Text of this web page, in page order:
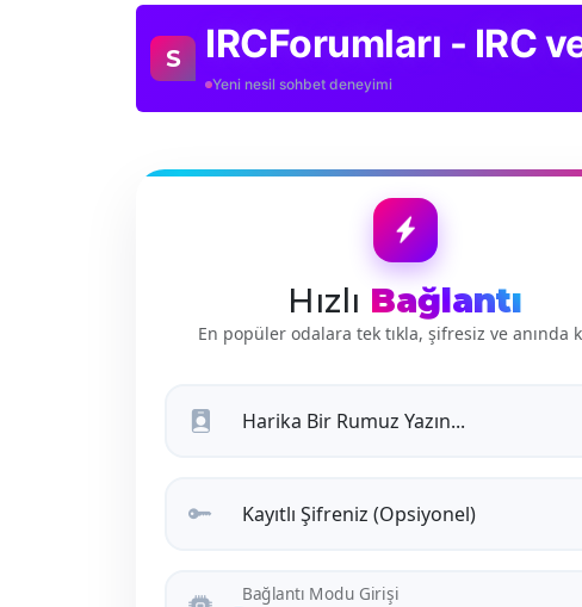
S IRCForumları - IRC
Yeni nesil sohbet deneyimi
Hızlı Bağlantı
En popüler odalara tek tıkla, şifresiz ve anında
Harika Bir Rumuz Yazın...
Kayıtlı Şifreniz (Opsiyonel)
Bağlantı Modu Girişi